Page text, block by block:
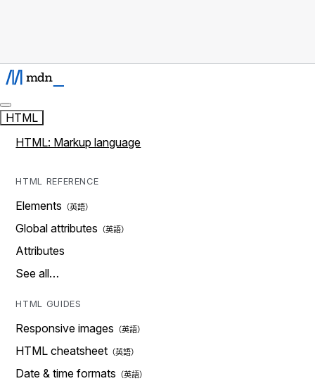
HTML
HTML: Markup language
HTML REFERENCE
Elements
Global attributes
Attributes
See all…
HTML GUIDES
Responsive images
HTML cheatsheet
Date & time formats